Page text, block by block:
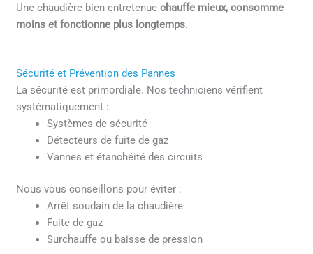
Une chaudière bien entretenuechauffe mieux, consomme
moins et fonctionne plus longtemps.
Sécurité et Prévention des Pannes
La sécurité est primordiale. Nos techniciens vérifient
systématiquement :
Systèmes de sécurité
Détecteurs de fuite de gaz
Vannes et étanchéité des circuits
Nous vous conseillons pour éviter :
Arrêt soudain de la chaudière
Fuite de gaz
Surchauffe ou baisse de pression